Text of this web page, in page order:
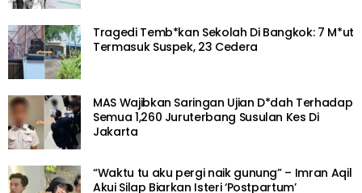
Tragedi Temb*kan Sekolah Di Bangkok: 7 M*ut
Termasuk Suspek, 23 Cedera
MAS Wajibkan Saringan Ujian D*dah Terhadap
Semua 1,260 Juruterbang Susulan Kes Di
Jakarta
“Waktu tu aku pergi naik gunung” – Imran Aqil
Akui Silap Biarkan Isteri ‘Postpartum’